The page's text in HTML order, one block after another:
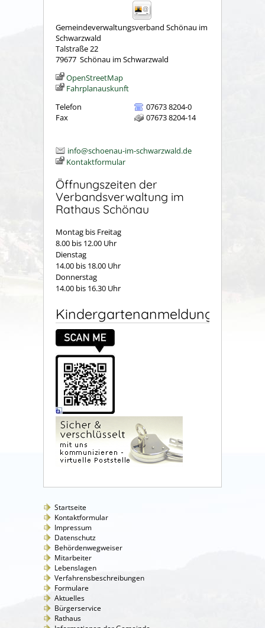
Gemeindeverwaltungsverband Schönau im
Schwarzwald
Talstraße 22
79677 Schönau im Schwarzwald
OpenStreetMap
Fahrplanauskunft
Telefon
07673 8204-0
Fax
07673 8204-14
info@schoenau-im-schwarzwald.de
Kontaktformular
Öffnungszeiten der
Verbandsverwaltung im
Rathaus Schönau
Montag bis Freitag
8.00 bis 12.00 Uhr
Dienstag
14.00 bis 18.00 Uhr
Donnerstag
14.00 bis 16.30 Uhr
Kindergartenanmeldung
Startseite
Kontaktformular
Impressum
Datenschutz
Behördenwegweiser
Mitarbeiter
Lebenslagen
Verfahrensbeschreibungen
Formulare
Aktuelles
Bürgerservice
Rathaus